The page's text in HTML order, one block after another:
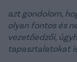
azt gondolom,
olyan fontos és
vezetőedzői,
tapasztalatokat